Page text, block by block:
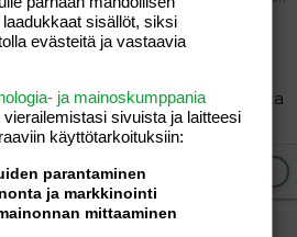
vuodelta 2001
käytettynä kaverilta sadalla
ainut miinuspuoli on
alla, ei saa kauppatavaroita
sisällöt, siksi
evästeitä ja vastaavia
ja mainoskumppania
sivuista ja laitteesi
käyttötarkoituksiin:
parantaminen
ja markkinointi
mittaaminen